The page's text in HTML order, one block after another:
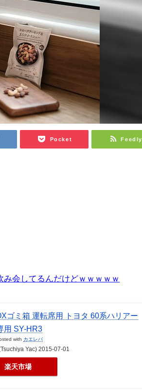
Pocket Feedly
み会してるんだけどｗｗｗｗｗ
ゴミ箱 運転席用 トヨタ 60系ハリアー
用 SY-HR3
with カエレバ
Yac) 2015-07-01
楽天市場